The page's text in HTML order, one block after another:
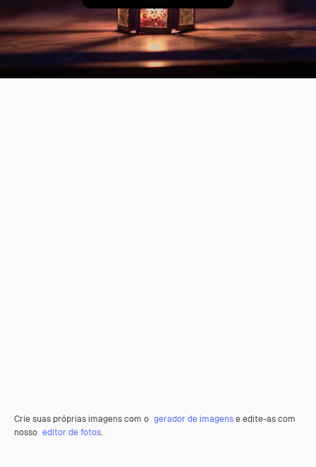
Crie suas próprias imagens com o gerador de imagense edite-as com
nosso editor de fotos.